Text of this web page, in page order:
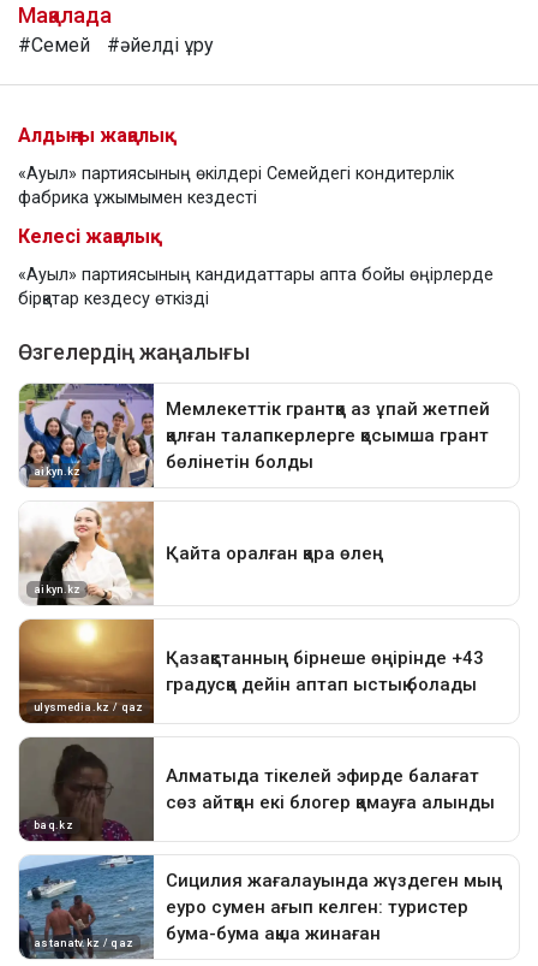
Мақалада
#Семей #әйелді ұру
Алдыңғы жаңалық
«Ауыл» партиясының өкілдері Семейдегі кондитерлік
фабрика ұжымымен кездесті
Келесі жаңалық
«Ауыл» партиясының кандидаттары апта бойы өңірлерде
бірқатар кездесу өткізді